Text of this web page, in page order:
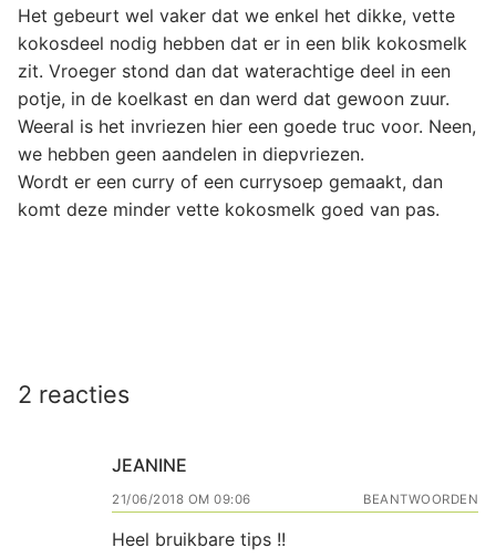
Het gebeurt wel vaker dat we enkel het dikke, vette
kokosdeel nodig hebben dat er in een blik kokosmelk
zit. Vroeger stond dan dat waterachtige deel in een
potje, in de koelkast en dan werd dat gewoon zuur.
Weeral is het invriezen hier een goede truc voor. Neen,
we hebben geen aandelen in diepvriezen.
Wordt er een curry of een currysoep gemaakt, dan
komt deze minder vette kokosmelk goed van pas.
2 reacties
JEANINE
21/06/2018 OM 09:06 BEANTWOORDEN
Heel bruikbare tips !!